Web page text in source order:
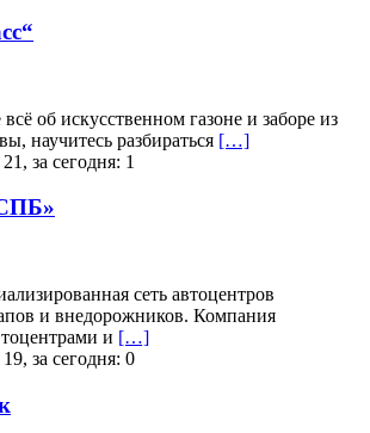
об искусственном газоне и заборе из
научитесь разбираться […]
за сегодня: 1
сеть автоцентров
и внедорожников. Компания
и […]
за сегодня: 0